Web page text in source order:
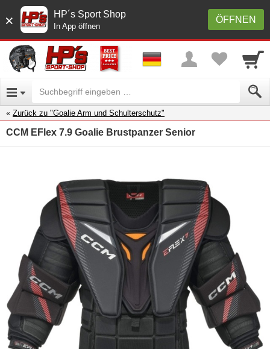
× ÖFFNEN
HP´s Sport Shop
In App öffnen
Zurück zu "Goalie Arm und Schulterschutz"
CCM EFlex 7.9 Goalie Brustpanzer Senior